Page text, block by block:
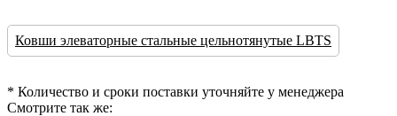
Ковши элеваторные стальные цельнотянутые LBTS
* Количество и сроки поставки уточняйте у менеджера
Смотрите так же: